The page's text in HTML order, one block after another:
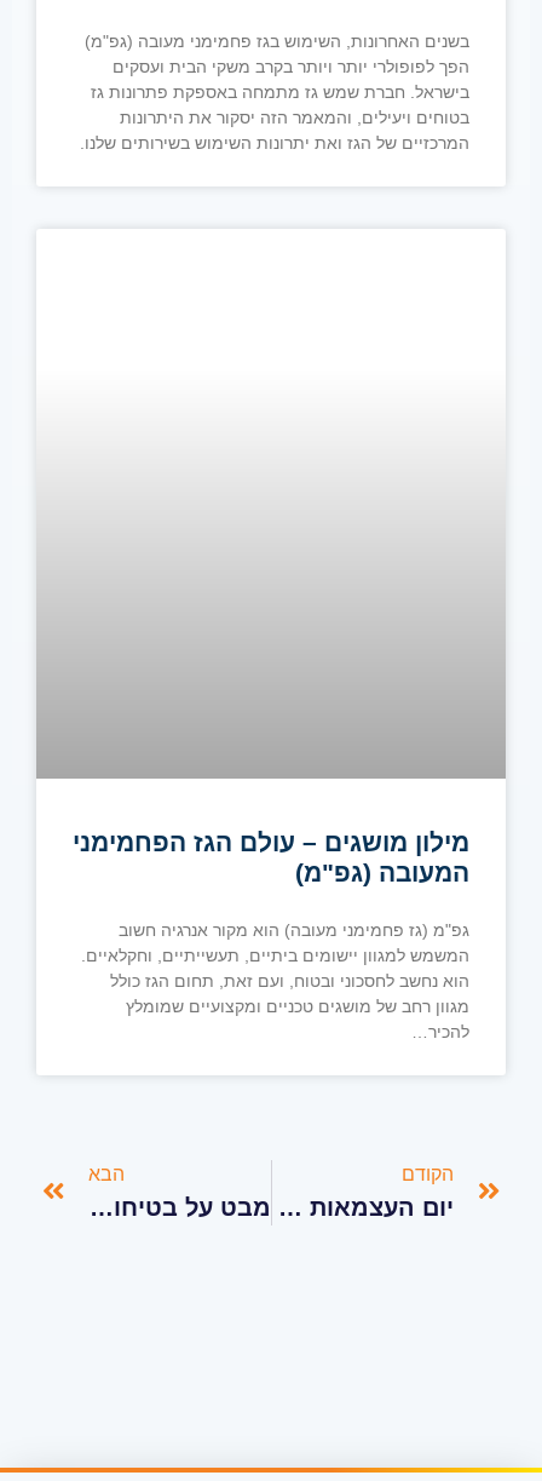
בשנים האחרונות, השימוש בגז פחמימני מעובה (גפ"מ)
הפך לפופולרי יותר ויותר בקרב משקי הבית ועסקים
בישראל. חברת שמש גז מתמחה באספקת פתרונות גז
בטוחים ויעילים, והמאמר הזה יסקור את היתרונות
המרכזיים של הגז ואת יתרונות השימוש בשירותים שלנו.
מילון מושגים – עולם הגז הפחמימני
המעובה (גפ"מ)
גפ"מ (גז פחמימני מעובה) הוא מקור אנרגיה חשוב
המשמש למגוון יישומים ביתיים, תעשייתיים, וחקלאיים.
הוא נחשב לחסכוני ובטוח, ועם זאת, תחום הגז כולל
מגוון רחב של מושגים טכניים ומקצועיים שמומלץ
להכיר…
הקודם
יום העצמאות ושימוש נפוץ בגז
הבא
מבט על בטיחות בשימוש בגז בימי החום: טיפים והנחיות מועילות